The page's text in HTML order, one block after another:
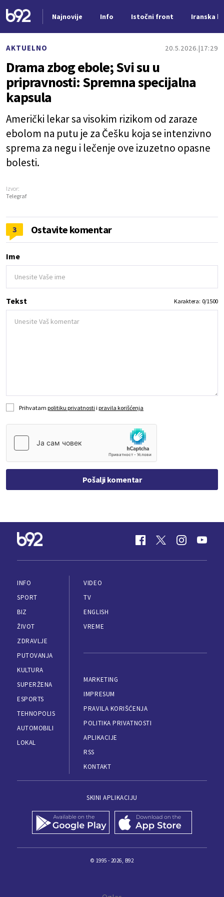
Najnovije Info Istočni front Iranska
AKTUELNO 20.5.2026. 17:29
Drama zbog ebole; Svi su u
pripravnosti: Spremna specijalna
kapsula
Američki lekar sa visokim rizikom od zaraze
ebolom na putu je za Češku koja se intenzivno
sprema za negu i lečenje ove izuzetno opasne
bolesti.
Izvor:
Telegraf
3 Ostavite komentar
Ime
Tekst Karaktera: 0/1500
Prihvatam politiku privatnosti i pravila korišćenja
Pošalji komentar
INFO
SPORT
BIZ
ŽIVOT
ZDRAVLJE
PUTOVANJA
KULTURA
SUPERŽENA
ESPORTS
TEHNOPOLIS
AUTOMOBILI
LOKAL
VIDEO
TV
ENGLISH
VREME
MARKETING
IMPRESUM
PRAVILA KORIŠĆENJA
POLITIKA PRIVATNOSTI
APLIKACIJE
RSS
KONTAKT
SKINI APLIKACIJU
© 1995 - 2026, B92